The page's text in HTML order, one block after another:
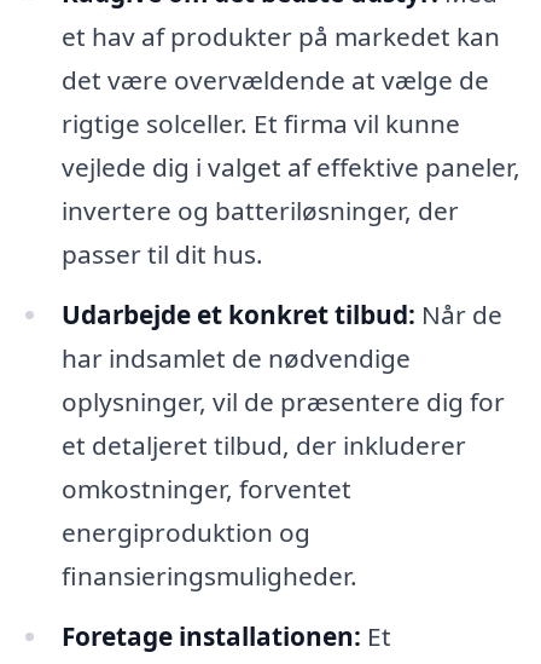
et hav af produkter på markedet kan
det være overvældende at vælge de
rigtige solceller. Et firma vil kunne
vejlede dig i valget af effektive paneler,
invertere og batteriløsninger, der
passer til dit hus.
Udarbejde et konkret tilbud: Når de
har indsamlet de nødvendige
oplysninger, vil de præsentere dig for
et detaljeret tilbud, der inkluderer
omkostninger, forventet
energiproduktion og
finansieringsmuligheder.
Foretage installationen: Et